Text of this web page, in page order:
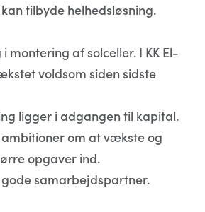
tilbyde helhedsløsning.
montering af solceller. I KK El-
voldsom siden sidste
ligger i adgangen til kapital.
om at vækste og
opgaver ind.
samarbejdspartner.